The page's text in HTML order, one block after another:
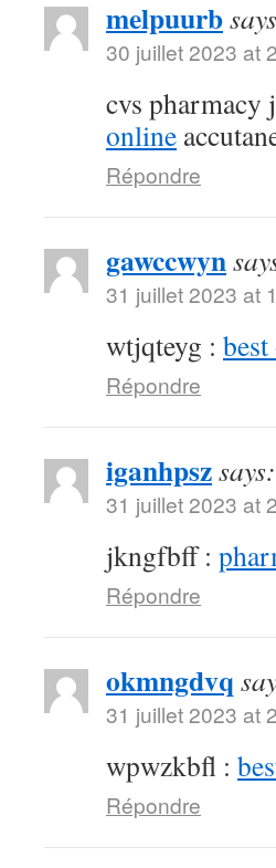
melpuurb
30 juillet 2023 at
cvs pharmacy
online
Répondre
gawccwyn
31 juillet 2023 at
wtjqteyg :
Répondre
iganhpszsays:
31 juillet 2023 at
jkngfbff :
Répondre
okmngdvq
31 juillet 2023 at
wpwzkbfl :
Répondre